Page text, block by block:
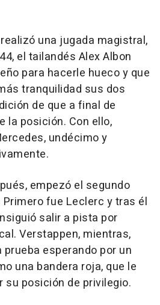
una jugada magistral,
el tailandés Alex Albon
para hacerle hueco y que
tranquilidad sus dos
de que a final de
la posición. Con ello,
undécimo y
empezó el segundo
fue Leclerc y tras él
salir a pista por
Verstappen, mientras,
esperando por un
una bandera roja, que le
posición de privilegio.